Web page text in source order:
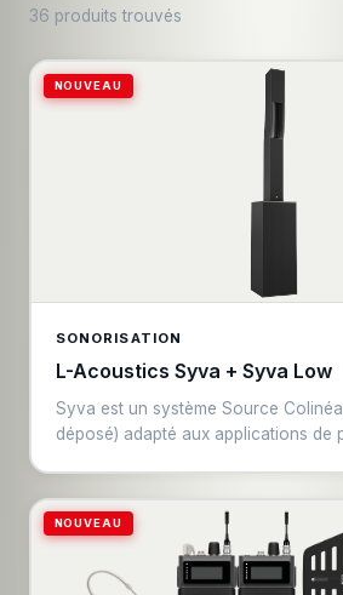
36 produits trouvés
NOUVEAU
SONORISATION
L-Acoustics Syva + Syva Low
Syva est un système Source
déposé) adapté aux applications de
de gamme nécessitant un SPL et une
avec un impact visuel minimal. L’enceinte Syva
comporte six haut-parleurs
offrant une bande passante
NOUVEAU